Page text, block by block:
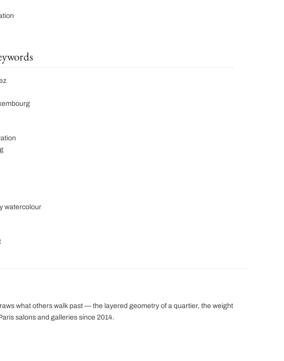
watercolour
what others walk past — the layered geometry of a quartier, the weight
salons and galleries since 2014.